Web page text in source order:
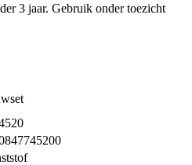
3 jaar. Gebruik onder toezicht